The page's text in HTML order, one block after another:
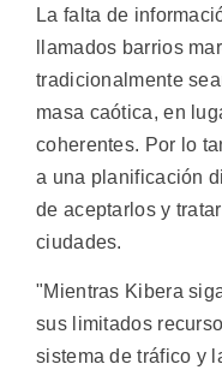
La falta de
llamados barrios
tradicionalmente
masa caótica, en
coherentes. Por lo
a una planificación
de aceptarlos y
ciudades.
"Mientras Kibera
sus limitados
sistema de tráfico y